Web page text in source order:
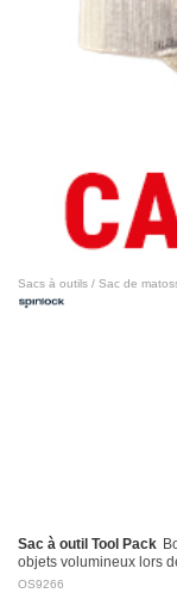
Sacs à outils / Sac de
Sac à outil Tool Pack
objets volumineux lors
Pro.
OS9266